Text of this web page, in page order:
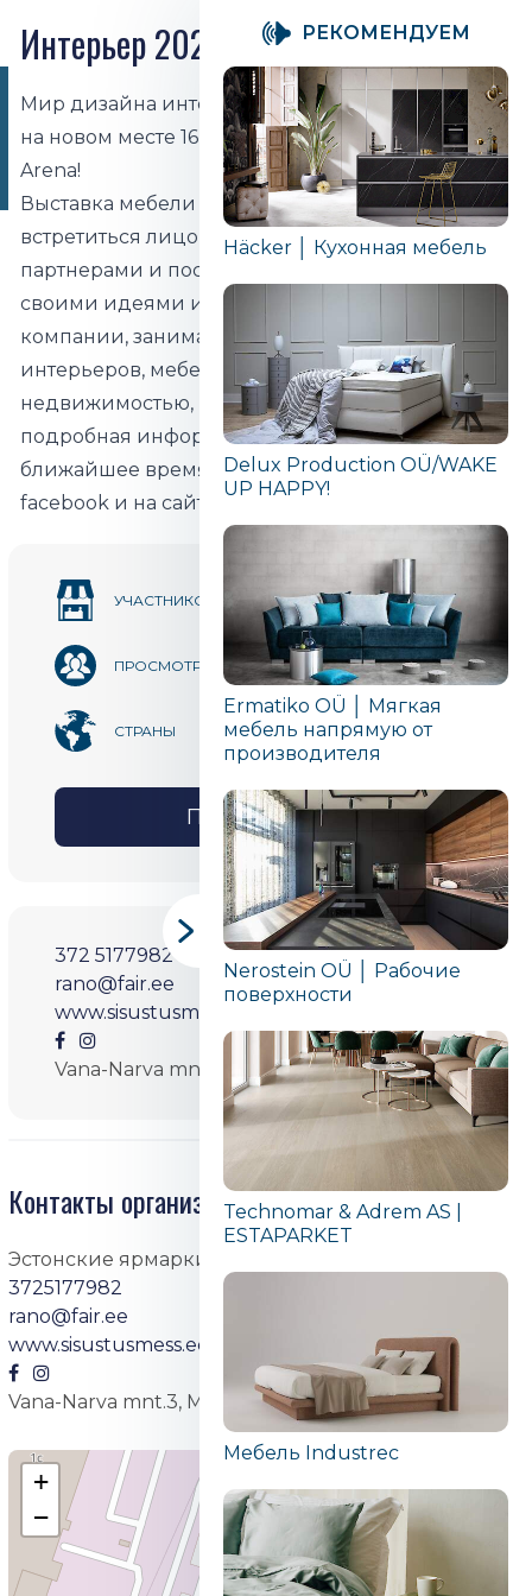
УВИДИМСЯ 16-18
АПРЕЛЯ НА АРЕНЕ
UNIBET
Интерьер 2027
Мир дизайна интерьера, встретимся снова! Уже
на новом месте 16-18 апреля 2027 года в Unibet
Arena!
Выставка мебели - это прекрасная возможность
встретиться лицом к лицу с клиентами,
партнерами и поставщиками и поделиться
своими идеями и мыслями. Приглашаем все
компании, занимающиеся дизайном
интерьеров, мебелью, проектированием и
недвижимостью, посетить Unibet Arena. Более
подробная информация будет доступна в
ближайшее время на нашей странице в
facebook и на сайте.
УЧАСТНИКОВ 115
ПРОСМОТРОВ 89 555
СТРАНЫ
ПОДЕЛИТЬСЯ
372 5177982
rano@fair.ee
www.sisustusmess.ee
Vana-Narva mnt.3, Maardu
Контакты организатора
Эстонские ярмарки OÜ
3725177982
rano@fair.ee
www.sisustusmess.ee
Vana-Narva mnt.3, Maardu
+
−
PЕКОМЕНДУЕМ
Häcker │ Кухонная мебель
Delux Production OÜ/WAKE
UP HAPPY!
Ermatiko OÜ │ Мягкая
мебель напрямую от
производителя
Nerostein OÜ │ Рабочие
поверхности
Technomar & Adrem AS |
ESTAPARKET
Мебель Industrec